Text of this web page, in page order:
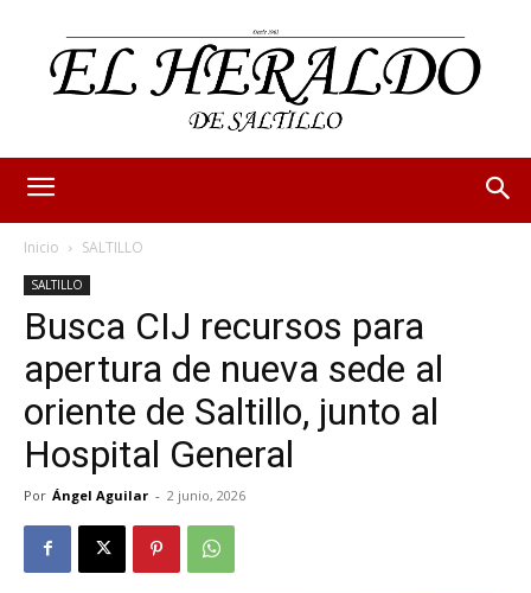
Inicio SALTILLO
SALTILLO
Busca CIJ recursos para
apertura de nueva sede al
oriente de Saltillo, junto al
Hospital General
Por Ángel Aguilar - 2 junio, 2026